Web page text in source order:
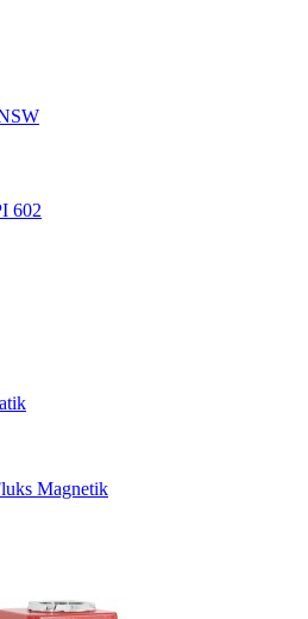
602
Magnetik